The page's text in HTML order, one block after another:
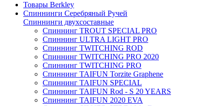
Товары Berkley
Спиннинги Серебряный Ручей
Спиннинги двухсоставные
Спиннинг TROUT SPECIAL PRO
Спиннинг ULTRA LIGHT PRO
Спиннинг TWITCHING ROD
Спиннинг TWITCHING PRO 2020
Спиннинг TWITCHING PRO
Спиннинг TAIFUN Torzite Graphene
Спиннинг TAIFUN SPECIAL
Спиннинг TAIFUN Rod - S 20 YEARS
Спиннинг TAIFUN 2020 EVA